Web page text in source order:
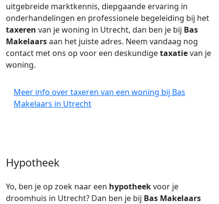
uitgebreide marktkennis, diepgaande ervaring in
onderhandelingen en professionele begeleiding bij het
taxeren van je woning in Utrecht, dan ben je bij Bas
Makelaarsaan het juiste adres. Neem vandaag nog
contact met ons op voor een deskundigetaxatievan je
woning.
Meer info over taxeren van een woning bij Bas
Makelaars in Utrecht
Hypotheek
Yo, ben je op zoek naar een hypotheekvoor je
droomhuis in Utrecht? Dan ben je bij Bas Makelaars